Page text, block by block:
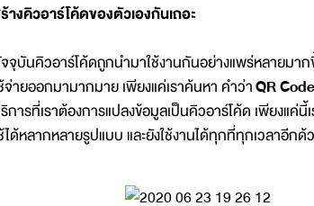
างคิวอาร์โค้ดของตัวเองกันเถอะ
จุบันคิวอาร์โค้ดถูกนำมาใช้งานกันอย่างแพร่หลายมาก
จ่ายออกมามากมาย เพียงแค่เราค้นหา คำว่าQR
การที่เราต้องการแปลงข้อมูลเป็นคิวอาร์โค้ด เพียงแค่
ได้หลากหลายรูปแบบ และยังใช้งานได้ทุกที่ทุกเวลาอีกด้